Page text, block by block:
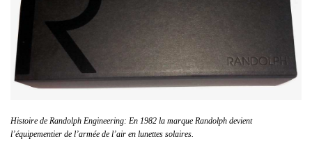
Histoire de Randolph Engineering: En 1982 la marque Randolph devient
l’équipementier de l’armée de l’air en lunettes solaires.